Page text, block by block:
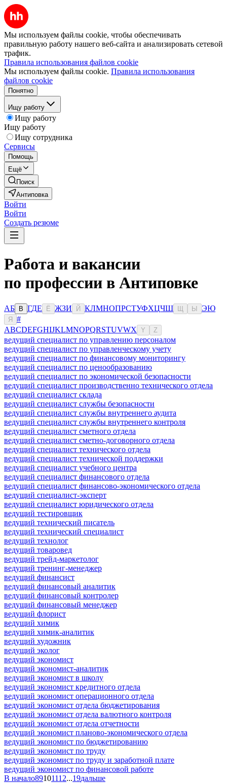
Мы используем файлы cookie, чтобы обеспечивать
правильную работу нашего веб-сайта и анализировать сетевой
трафик.
Правила использования файлов cookie
Мы используем файлы cookie. Правила использования
файлов cookie
Понятно
Ищу работу
Ищу работу
Ищу работу
Ищу сотрудника
Сервисы
Помощь
Ещё
Поиск
Антиповка
Войти
Войти
Создать резюме
Работа и вакансии
по профессии в Антиповке
АБ В ГДЕ Ё ЖЗИ Й КЛМНОПРСТУФХЦЧШ Ы ЭЮ
Я
#
ABCDEFGHIJKLMNOPQRSTUVWX Y Z
ведущий специалист по управлению персоналом
ведущий специалист по управленческому учету
ведущий специалист по финансовому мониторингу
ведущий специалист по ценообразованию
ведущий специалист по экономической безопасности
ведущий специалист производственно технического отдела
ведущий специалист склада
ведущий специалист службы безопасности
ведущий специалист службы внутреннего аудита
ведущий специалист службы внутреннего контроля
ведущий специалист сметного отдела
ведущий специалист сметно-договорного отдела
ведущий специалист технического отдела
ведущий специалист технической поддержки
ведущий специалист учебного центра
ведущий специалист финансового отдела
ведущий специалист финансово-экономического отдела
ведущий специалист-эксперт
ведущий специалист юридического отдела
ведущий тестировщик
ведущий технический писатель
ведущий технический специалист
ведущий технолог
ведущий товаровед
ведущий трейд-маркетолог
ведущий тренинг-менеджер
ведущий финансист
ведущий финансовый аналитик
ведущий финансовый контролер
ведущий финансовый менеджер
ведущий флорист
ведущий химик
ведущий химик-аналитик
ведущий художник
ведущий эколог
ведущий экономист
ведущий экономист-аналитик
ведущий экономист в школу
ведущий экономист кредитного отдела
ведущий экономист операционного отдела
ведущий экономист отдела бюджетирования
ведущий экономист отдела валютного контроля
ведущий экономист отдела отчетности
ведущий экономист планово-экономического отдела
ведущий экономист по бюджетированию
ведущий экономист по труду
ведущий экономист по труду и заработной плате
ведущий экономист по финансовой работе
В начало89101112...19дальше